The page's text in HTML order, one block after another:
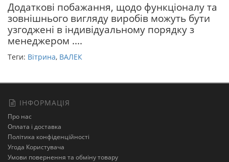
Додаткові побажання, щодо функціоналу та
зовнішнього вигляду виробів можуть бути
узгоджені в індивідуальному порядку з
менеджером ....
Теги: Вітрина, ВАЛЕК
ІНФОРМАЦІЯ
Про нас
Оплата і доставка
Політика конфіденційності
Угода Користувача
Умови повернення та обміну товару